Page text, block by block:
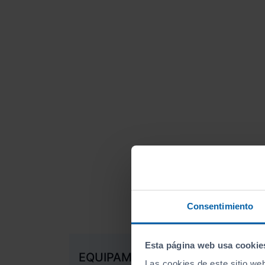
Consentimiento
Esta página web usa
EQUIPAMIENTO EXTRA